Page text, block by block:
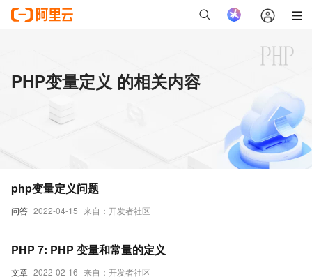
PHP变量定义 的相关内容
问答 2022-04-15 来自：开发者社区
php变量定义问题
文章 2022-02-16 来自：开发者社区
PHP 7: PHP 变量和常量的定义